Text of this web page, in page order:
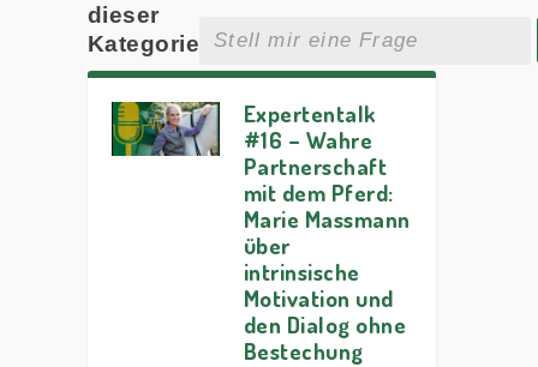
dieser
Kategorie
Expertentalk
#16 – Wahre
Partnerschaft
mit dem Pferd:
Marie Massmann
über
intrinsische
Motivation und
den Dialog ohne
Bestechung